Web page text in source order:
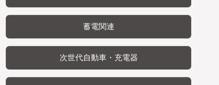
蓄電関連
次世代自動車・充電器